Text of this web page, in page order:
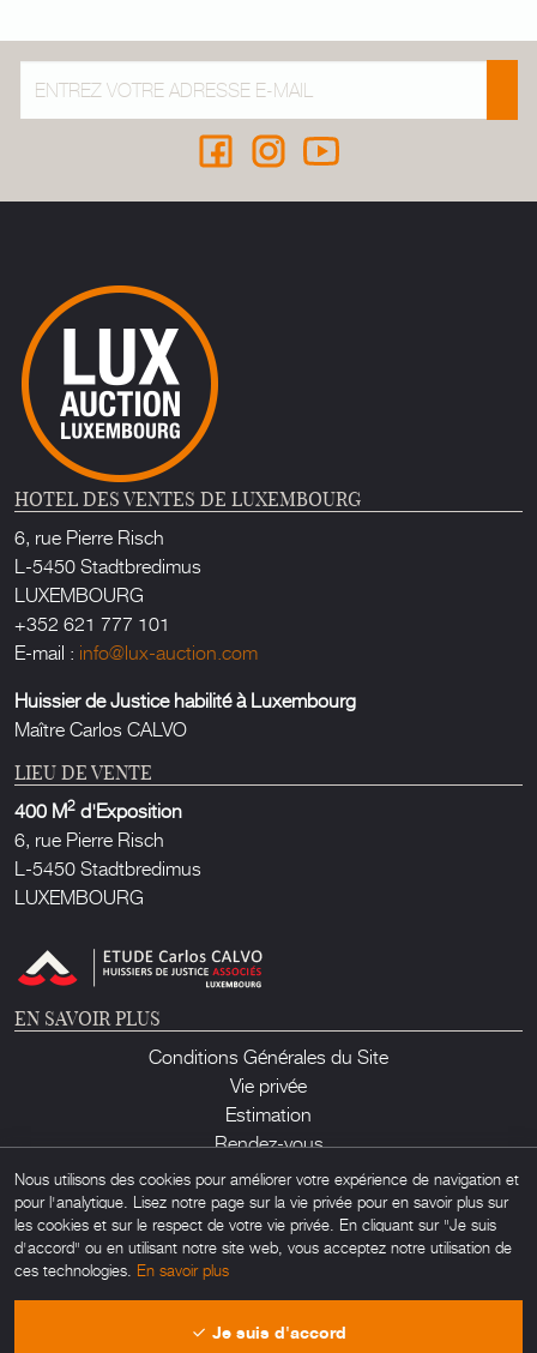
HOTEL DES VENTES DE LUXEMBOURG
6, rue Pierre Risch
L-5450 Stadtbredimus
LUXEMBOURG
+352 621 777 101
E-mail : info@lux-auction.com
Huissier de Justice habilité à Luxembourg
Maître Carlos CALVO
LIEU DE VENTE
400 M2 d'Exposition
6, rue Pierre Risch
L-5450 Stadtbredimus
LUXEMBOURG
EN SAVOIR PLUS
Conditions Générales du Site
Vie privée
Estimation
Rendez-vous
Contact
matériel trouvé sur ce site est interdite. Powered by
Nous utilisons des cookies pour améliorer votre expérience de navigation et
pour l'analytique. Lisez notre page sur la vie privée pour en savoir plus sur
les cookies et sur le respect de votre vie privée. En cliquant sur "Je suis
d'accord" ou en utilisant notre site web, vous acceptez notre utilisation de
ces technologies. En savoir plus
Je suis d'accord